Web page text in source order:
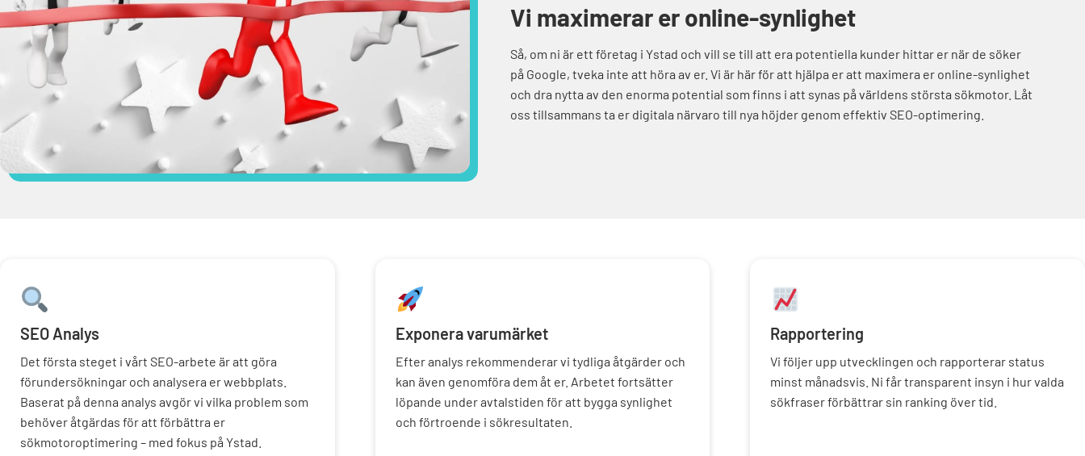
Vi maximerar er online-synlighet
Så, om ni är ett företag i Ystad och vill se till att era potentiella kunder hittar er när de söker
på Google, tveka inte att höra av er. Vi är här för att hjälpa er att maximera er online-synlighet
och dra nytta av den enorma potential som finns i att synas på världens största sökmotor. Låt
oss tillsammans ta er digitala närvaro till nya höjder genom effektiv SEO-optimering.
SEO Analys
Det första steget i vårt SEO-arbete är att göra
förundersökningar och analysera er webbplats.
Baserat på denna analys avgör vi vilka problem som
behöver åtgärdas för att förbättra er
sökmotoroptimering – med fokus på Ystad.
Exponera varumärket
Efter analys rekommenderar vi tydliga åtgärder och
kan även genomföra dem åt er. Arbetet fortsätter
löpande under avtalstiden för att bygga synlighet
och förtroende i sökresultaten.
Rapportering
Vi följer upp utvecklingen och rapporterar status
minst månadsvis. Ni får transparent insyn i hur valda
sökfraser förbättrar sin ranking över tid.